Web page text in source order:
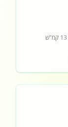
13 קמ"ש